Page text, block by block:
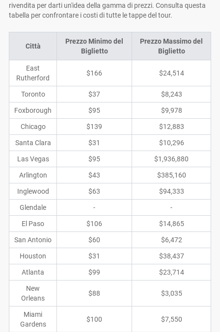
rivendita per darti un'idea della gamma di prezzi. Consulta questa
tabella per confrontare i costi di tutte le tappe del tour.
Città
Prezzo Minimo del
Biglietto
Prezzo Massimo del
Biglietto
East
Rutherford
$166 $24,514
Toronto $37 $8,243
Foxborough $95 $9,978
Chicago $139 $12,883
Santa Clara $31 $10,296
Las Vegas $95 $1,936,880
Arlington $43 $385,160
Inglewood $63 $94,333
Glendale - -
El Paso $106 $14,865
San Antonio $60 $6,472
Houston $31 $38,437
Atlanta $99 $23,714
New
Orleans
$88 $3,035
Miami
Gardens
$100 $7,550